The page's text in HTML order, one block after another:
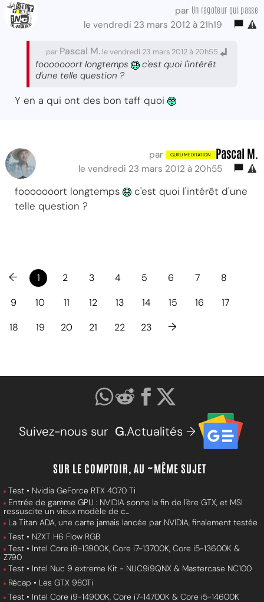
par Un ragoteur qui passe
le vendredi 23 mars 2012 à 21h19
par Pascal M. le vendredi 23 mars 2012 à 20h55
fooooooort longtemps
c'est quoi l'intérêt
d'une telle question ?
Y en a qui ont des bon taff quoi
par Pascal M.
le vendredi 23 mars 2012 à 20h55
fooooooort longtemps
c'est quoi l'intérêt d'une
telle question ?
← 1 2 3 4 5 6 7
8
9
10 11 12 13 14 15 16
17
18
19 20 21 22 23 →
Suivez-nous sur G.Actualités →
SUR LE COMPTOIR, AU ~MÊME SUJET
Test • Nvidia GeForce RTX 4070 Ti
Entrée de gamme GPU : NVIDIA sonne la fin de l'ère GTX, et MSI
ressuscite un vieux modèle de c...
La Titan ADA, une carte jamais lancée par NVIDIA, finalement testée
Test • NZXT H6 Flow RGB
Test • Intel Core i9-13900K, Core i7-13700K, Core i5-13600K &
Z790
Test • Intel Nuc 9 extreme Kit - NUC9i9QNX & Mastercase NC100
Récap • Les GTX 980Ti
Test • Intel Core i9-14900K, Core i7-14700K & Core i5-14600K